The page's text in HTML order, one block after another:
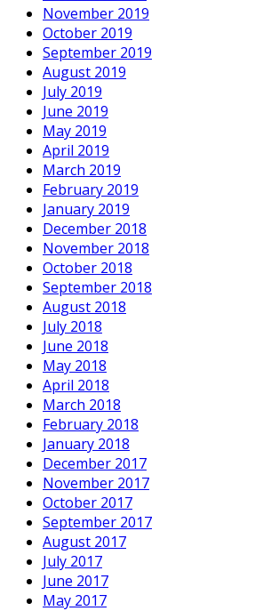
November 2019
October 2019
September 2019
August 2019
July 2019
June 2019
May 2019
April 2019
March 2019
February 2019
January 2019
December 2018
November 2018
October 2018
September 2018
August 2018
July 2018
June 2018
May 2018
April 2018
March 2018
February 2018
January 2018
December 2017
November 2017
October 2017
September 2017
August 2017
July 2017
June 2017
May 2017